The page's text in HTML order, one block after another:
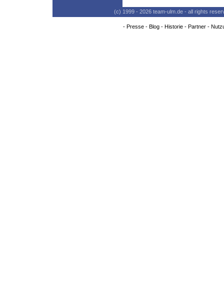
(c) 1999 - 2026 team-ulm.de - all rights
- Presse- Blog- Historie- Partner-